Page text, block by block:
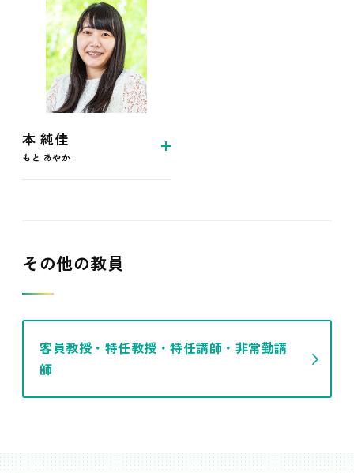
本 純佳
もと あやか
その他の教員
客員教授・特任教授・特任講師・非常勤講
師